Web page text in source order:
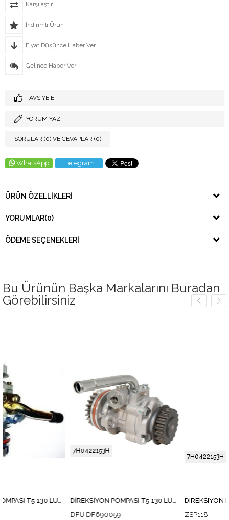
Karşılaştır
İndirimli Ürün
Fiyat Düşünce Haber Ver
Gelince Haber Ver
TAVSIYE ET
YORUM YAZ
SORULAR (0) VE CEVAPLAR (0)
WhatsApp Telegram
ÜRÜN ÖZELLIKLERI
YORUMLAR(0)
ÖDEME SEÇENEKLERI
Bu Ürünün Başka Markalarını Buradan
Görebilirsiniz
DİREKSİYON POMPASI T5 130 LUK 2.5TDİ
DİREKSİYON POMPASI T5 130 LUK 2.5TDİ - 7H0422153A
DFU DF690059